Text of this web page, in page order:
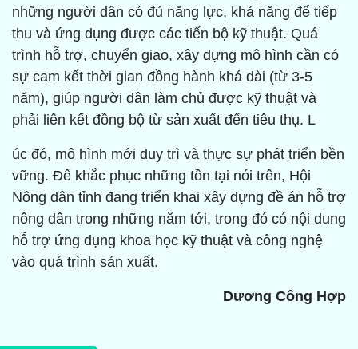
những người dân có đủ năng lực, khả năng để tiếp
thu và ứng dụng được các tiến bộ kỹ thuật. Quá
trình hỗ trợ, chuyển giao, xây dựng mô hình cần có
sự cam kết thời gian đồng hành khá dài (từ 3-5
năm), giúp người dân làm chủ được kỹ thuật và
phải liên kết đồng bộ từ sản xuất đến tiêu thụ. L
úc đó, mô hình mới duy trì và thực sự phát triển bền
vững. Để khắc phục những tồn tại nói trên, Hội
Nông dân tỉnh đang triển khai xây dựng đề án hỗ trợ
nông dân trong những năm tới, trong đó có nội dung
hỗ trợ ứng dụng khoa học kỹ thuật và công nghệ
vào quá trình sản xuất.
Dương Công Hợp